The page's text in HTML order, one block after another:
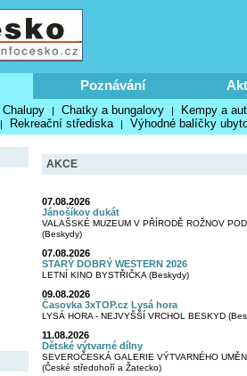
Poznávání
Chalupy | Chatky a bungalovy | Kempy a
| Rekreační střediska | Výhodné balíčky
AKCE
07.08.2026
Jánošíkov dukát
VALAŠSKÉ MUZEUM V PŘÍRODĚ ROŽNOV
(Beskydy)
07.08.2026
STARÝ DOBRÝ WESTERN 2026
LETNÍ KINO BYSTŘIČKA (Beskydy)
09.08.2026
Časovka 3xTOP.cz Lysá hora
LYSÁ HORA - NEJVYŠŠÍ VRCHOL BESKYD
11.08.2026
Dětské výtvarné dílny
SEVEROČESKÁ GALERIE VÝTVARNÉHO
(České středohoří a Žatecko)